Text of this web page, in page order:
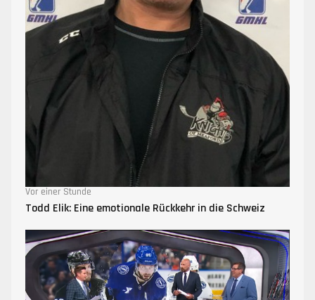
Vor einer Stunde
Todd Elik: Eine emotionale Rückkehr in die Schweiz